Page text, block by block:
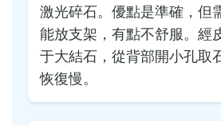
激光碎石。優點是準確，但
能放支架，有點不舒服。經
于大結石，從背部開小孔取
恢復慢。